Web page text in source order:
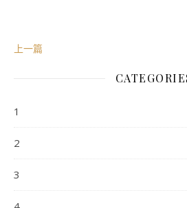
上一篇
1
2
3